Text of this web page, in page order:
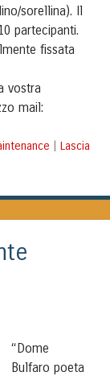
sorellina). Il
partecipanti.
fissata
vostra
mail:
Lascia
“Dome
Bulfaro poeta